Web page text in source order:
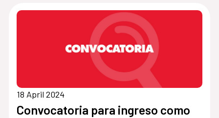
Administrativo/a
18 April 2024
Convocatoria para ingreso como